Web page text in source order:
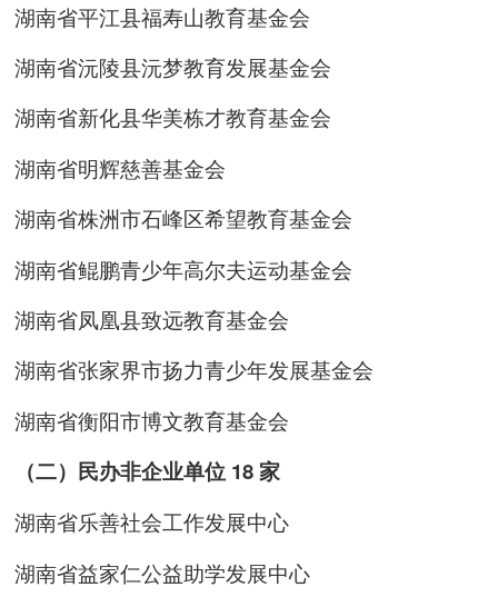
湖南省平江县福寿山教育基金会
湖南省沅陵县沅梦教育发展基金会
湖南省新化县华美栋才教育基金会
湖南省明辉慈善基金会
湖南省株洲市石峰区希望教育基金会
湖南省鲲鹏青少年高尔夫运动基金会
湖南省凤凰县致远教育基金会
湖南省张家界市扬力青少年发展基金会
湖南省衡阳市博文教育基金会
（二）民办非企业单位 18 家
湖南省乐善社会工作发展中心
湖南省益家仁公益助学发展中心